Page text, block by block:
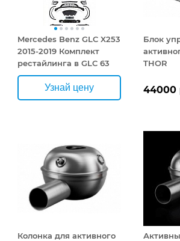
Mercedes Benz GLC X253
2015-2019 Комплект
рестайлинга в GLC 63
AMG 2020+
Узнай цену
Блок
THOR
44000
Колонка для активного